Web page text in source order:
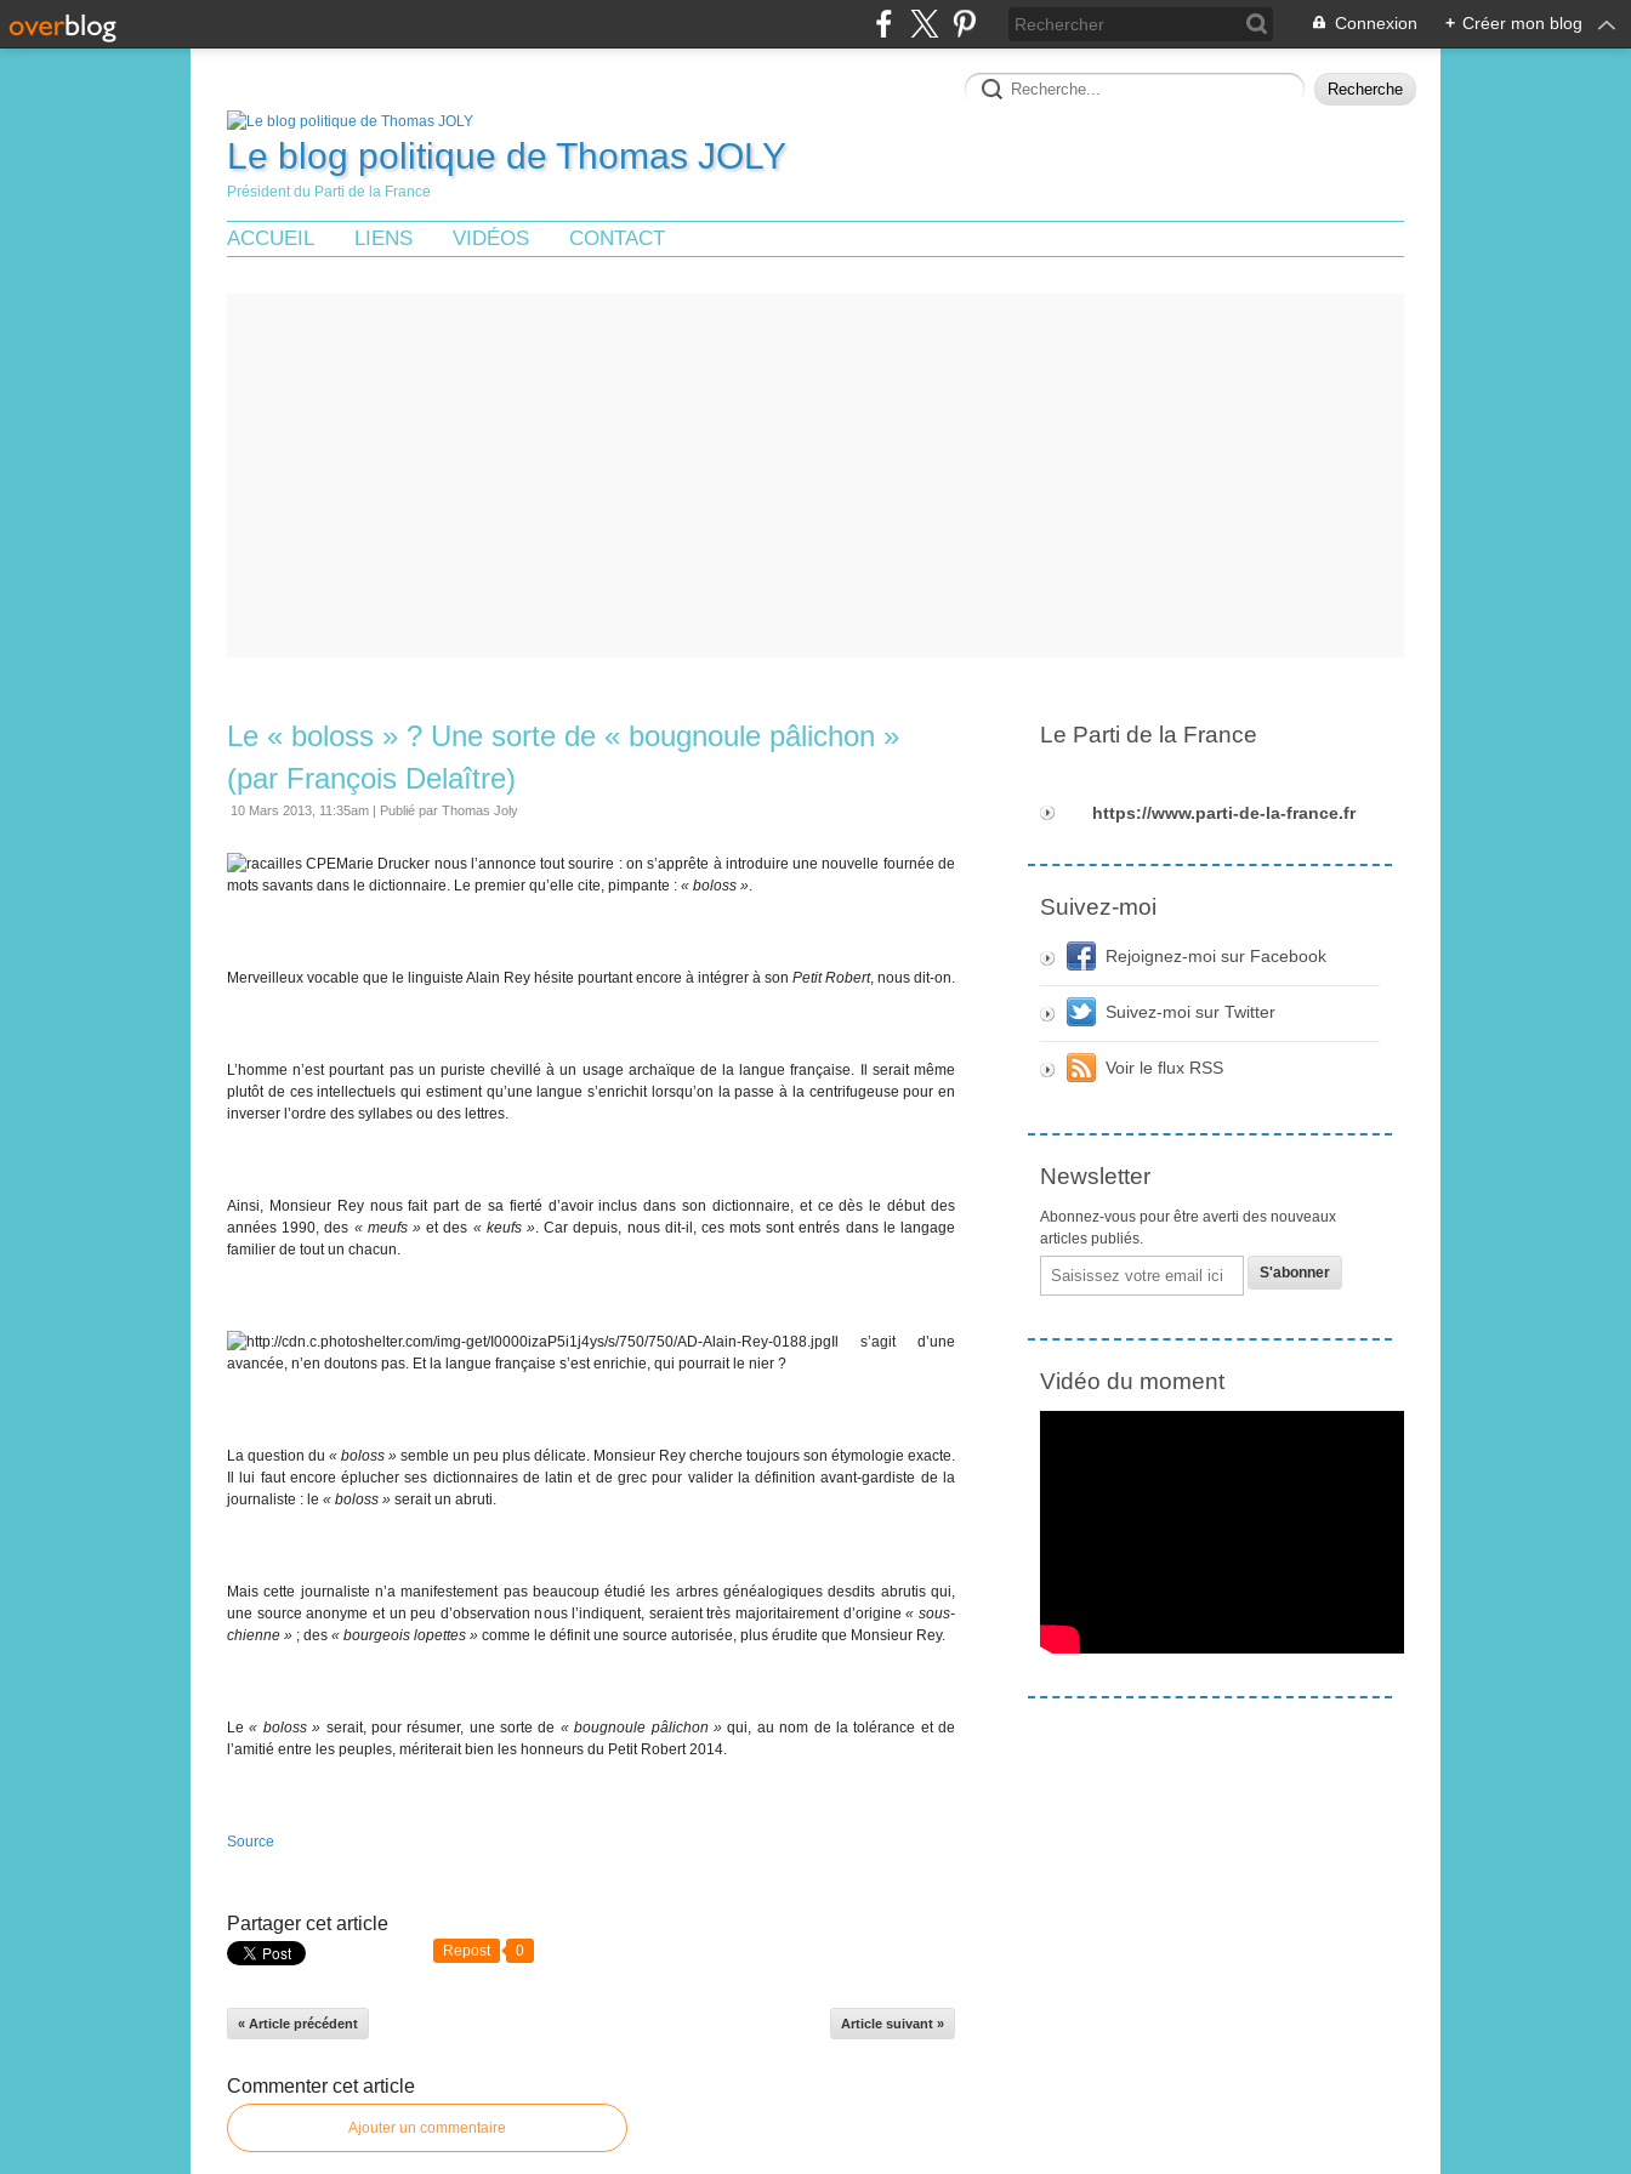
Connexion + Créer mon blog
Le blog politique de Thomas JOLY
Président du Parti de la France
ACCUEIL LIENS VIDÉOS CONTACT
Le « boloss » ? Une sorte de « bougnoule pâlichon »
(par François Delaître)
10 Mars 2013, 11:35am | Publié par Thomas Joly
Marie Drucker nous l’annonce tout sourire : on s’apprête à introduire une nouvelle fournée de
mots savants dans le dictionnaire. Le premier qu’elle cite, pimpante : « boloss ».
Merveilleux vocable que le linguiste Alain Rey hésite pourtant encore à intégrer à son Petit Robert, nous dit-on.
L’homme n’est pourtant pas un puriste chevillé à un usage archaïque de la langue française. Il serait même
plutôt de ces intellectuels qui estiment qu’une langue s’enrichit lorsqu’on la passe à la centrifugeuse pour en
inverser l’ordre des syllabes ou des lettres.
Ainsi, Monsieur Rey nous fait part de sa fierté d’avoir inclus dans son dictionnaire, et ce dès le début des
années 1990, des « meufs »et des « keufs ». Car depuis, nous dit-il, ces mots sont entrés dans le langage
familier de tout un chacun.
Il s’agit d’une
avancée, n’en doutons pas. Et la langue française s’est enrichie, qui pourrait le nier ?
La question du « boloss » semble un peu plus délicate. Monsieur Rey cherche toujours son étymologie exacte.
Il lui faut encore éplucher ses dictionnaires de latin et de grec pour valider la définition avant-gardiste de la
journaliste : le « boloss » serait un abruti.
Mais cette journaliste n’a manifestement pas beaucoup étudié les arbres généalogiques desdits abrutis qui,
une source anonyme et un peu d’observation nous l’indiquent, seraient très majoritairement d’origine« sous-
chienne » ; des « bourgeois lopettes » comme le définit une source autorisée, plus érudite que Monsieur Rey.
Le« boloss » serait, pour résumer, une sorte de « bougnoule pâlichon »qui, au nom de la tolérance et de
l’amitié entre les peuples, mériterait bien les honneurs du Petit Robert 2014.
Source
Partager cet article
Repost 0
« Article précédent Article suivant »
Commenter cet article
Ajouter un commentaire
Le Parti de la France
https://www.parti-de-la-france.fr
Suivez-moi
Rejoignez-moi sur Facebook
Suivez-moi sur Twitter
Voir le flux RSS
Newsletter
Abonnez-vous pour être averti des nouveaux
articles publiés.
Email
Vidéo du moment